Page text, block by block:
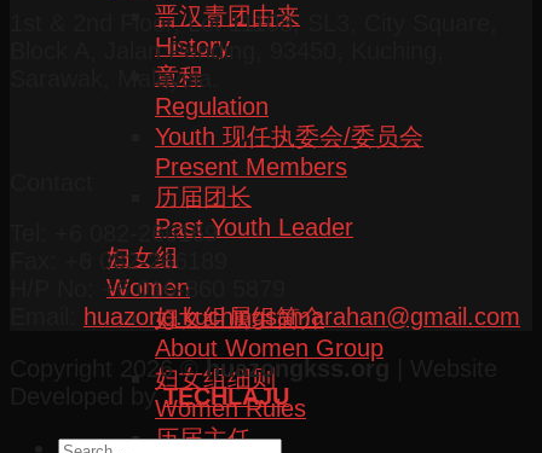
晋汉青团由来
History
章程
Regulation
Youth 现任执委会/委员会
Present Members
历届团长
Past Youth Leader
妇女组
Women
妇女组属组简介
About Women Group
妇女组细则
Women Rules
历届主任
1st & 2nd Floor, Lot 11108, SL3, City Square,
Block A, Jalan Pending, 93450, Kuching,
Sarawak, Malaysia.
Tel: +6 082-266169
Fax: +6 082-266189
H/P No: +6 016-860 5879
huazong.kuchingsamarahan@gmail.com
Copyright 2026 ©huazongkss.org
Developed byTECHLAJU